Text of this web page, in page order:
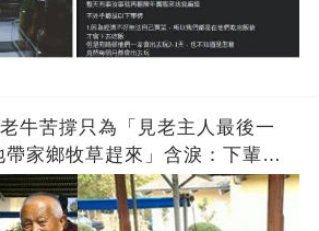
牛苦撐只為「見老主人最後一
家鄉牧草趕來」含淚：下輩子